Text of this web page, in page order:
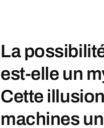
La
est-elle un
Cette
machines